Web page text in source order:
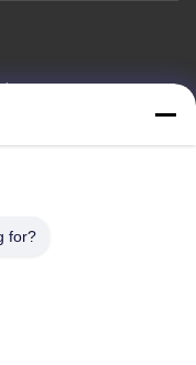
い
ジナン市
for?